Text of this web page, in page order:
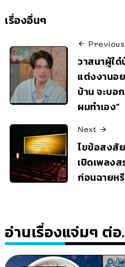
เรื่องอื่นๆ
Previous
วาสนาผู้ใ
แต่งงานอ
บ้าน จะบอ
ผมทำเอง”
Next
ไขข้อสงสั
เปิดเพลง
ก่อนฉายห
อ่านเรื่องแจ่มๆ ต่อ